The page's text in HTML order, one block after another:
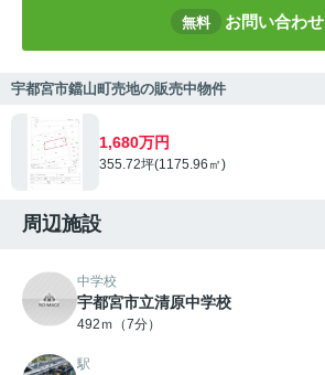
無料 お問い合わせ
宇都宮市鐺山町売地の販売中物件
1,680万円
355.72坪(1175.96㎡)
周辺施設
中学校
宇都宮市立清原中学校
492ｍ（7分）
駅